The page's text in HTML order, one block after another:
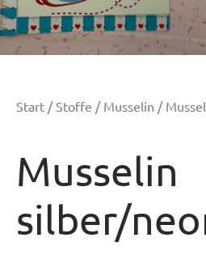
Start / Stoffe / Musselin /
Musselin
silber/